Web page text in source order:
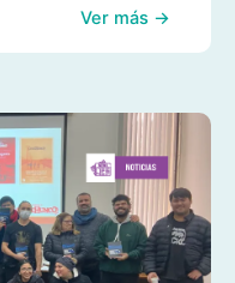
Ver más →